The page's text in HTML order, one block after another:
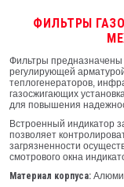
ФИЛЬТРЫ
Фильтры предназначены
регулирующей
теплогенераторов,
газосжигающих
для повышения
Встроенный индикатор
позволяет
загрязненности
смотрового окна
Материал корпуса: